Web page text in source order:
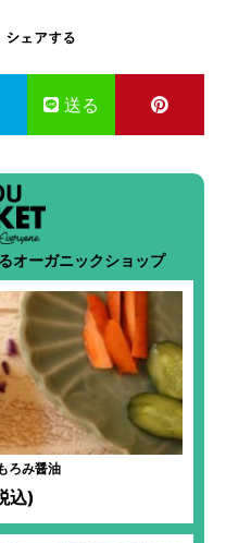
送る
オーガニックショップ
ろみ醤油
込)